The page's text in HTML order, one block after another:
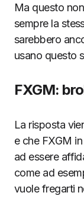
Ma questo
sempre la
sarebbero
usano questo
FXGM:
La risposta
e che FXGM
ad essere
come ad
vuole fregarti